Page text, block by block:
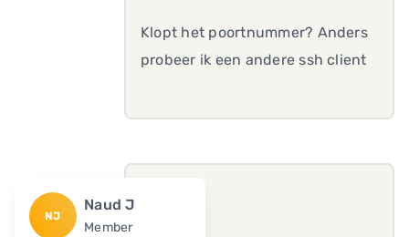
Klopt het poortnummer? Anders
probeer ik een andere ssh client
NJ
Naud J
Member